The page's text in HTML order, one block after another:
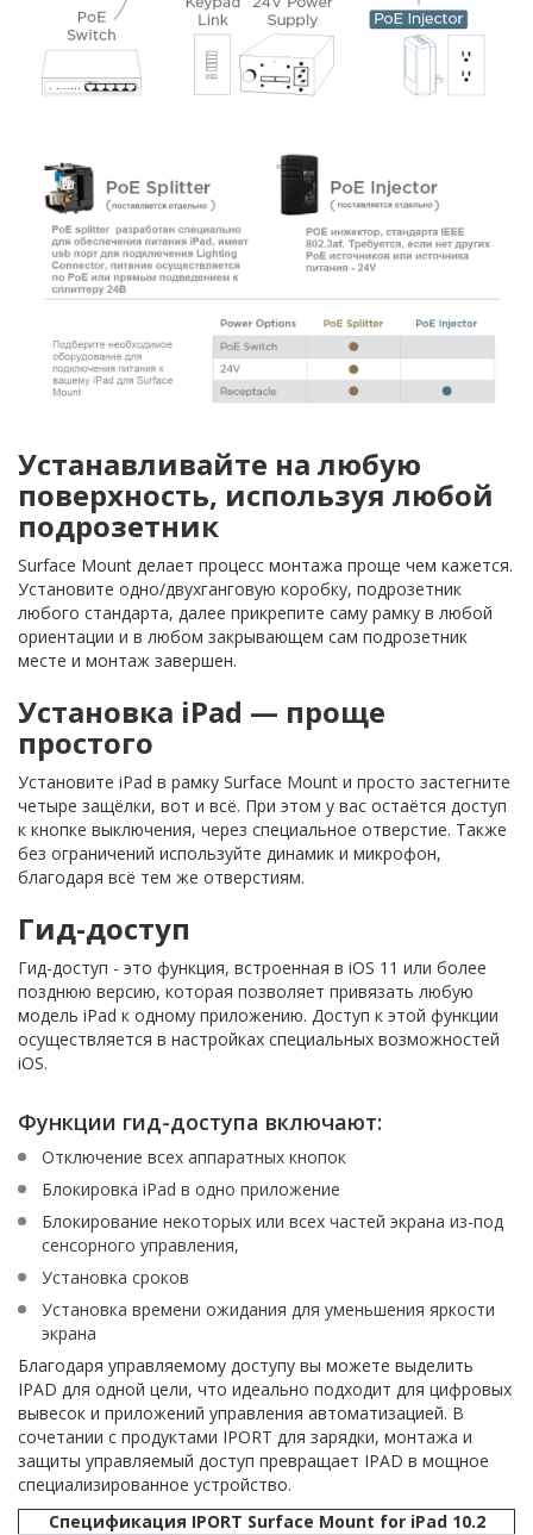
Устанавливайте на любую
поверхность, используя любой
подрозетник
Surface Mount делает процесс монтажа проще чем кажется.
Установите одно/двухганговую коробку, подрозетник
любого стандарта, далее прикрепите саму рамку в любой
ориентации и в любом закрывающем сам подрозетник
месте и монтаж завершен.
Установка iPad — проще
простого
Установите iPad в рамку Surface Mount и просто застегните
четыре защёлки, вот и всё. При этом у вас остаётся доступ
к кнопке выключения, через специальное отверстие. Также
без ограничений используйте динамик и микрофон,
благодаря всё тем же отверстиям.
Гид-доступ
Гид-доступ - это функция, встроенная в iOS 11 или более
позднюю версию, которая позволяет привязать любую
модель iPad к одному приложению. Доступ к этой функции
осуществляется в настройках специальных возможностей
iOS.
Функции гид-доступа включают:
Отключение всех аппаратных кнопок
Блокировка iPad в одно приложение
Блокирование некоторых или всех частей экрана из-под
сенсорного управления,
Установка сроков
Установка времени ожидания для уменьшения яркости
экрана
Благодаря управляемому доступу вы можете выделить
IPAD для одной цели, что идеально подходит для цифровых
вывесок и приложений управления автоматизацией. В
сочетании с продуктами IPORT для зарядки, монтажа и
защиты управляемый доступ превращает IPAD в мощное
специализированное устройство.
Спецификация IPORT Surface Mount for iPad 10.2